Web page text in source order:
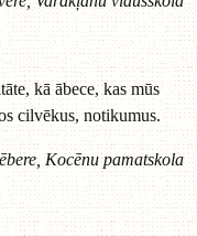
kā ābece, kas mūs
cilvēkus, notikumus.
Kocēnu pamatskola